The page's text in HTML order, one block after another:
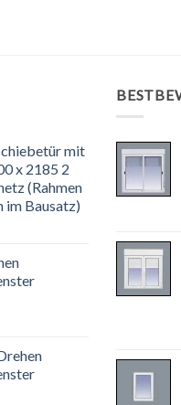
mit
x 2185 2
(Rahmen
im Bausatz)